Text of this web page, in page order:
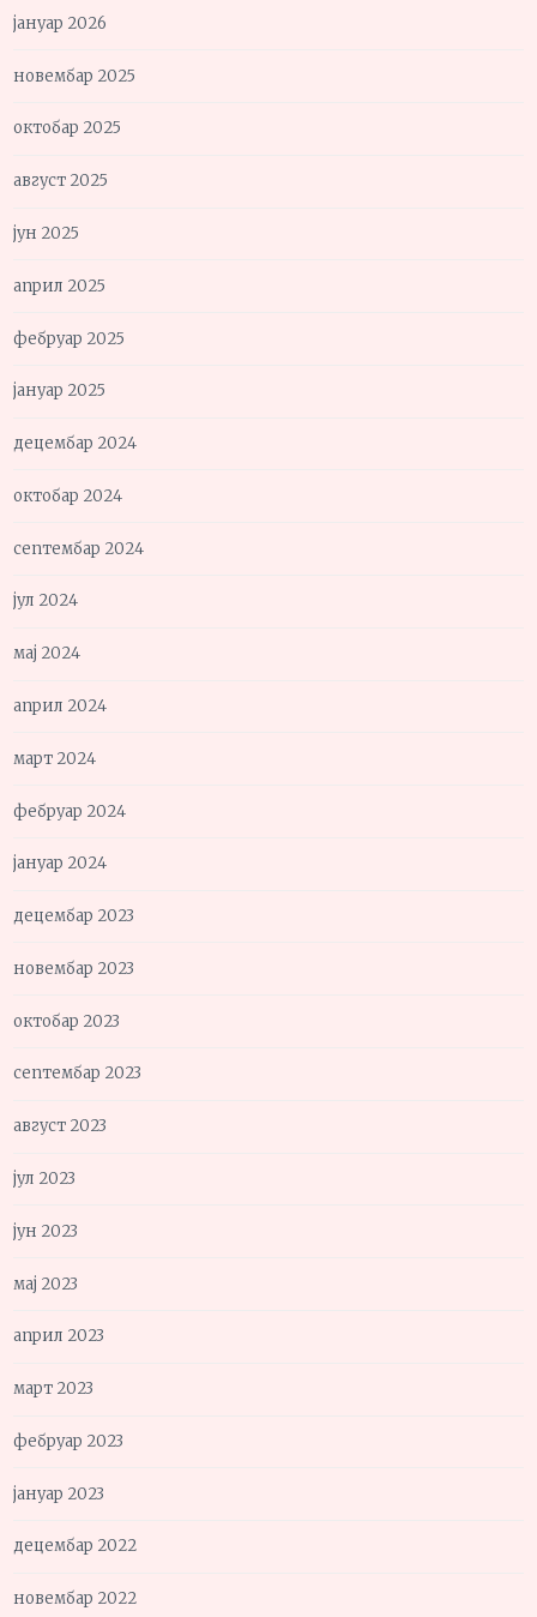
јануар 2026
новембар 2025
октобар 2025
август 2025
јун 2025
април 2025
фебруар 2025
јануар 2025
децембар 2024
октобар 2024
септембар 2024
јул 2024
мај 2024
април 2024
март 2024
фебруар 2024
јануар 2024
децембар 2023
новембар 2023
октобар 2023
септембар 2023
август 2023
јул 2023
јун 2023
мај 2023
април 2023
март 2023
фебруар 2023
јануар 2023
децембар 2022
новембар 2022